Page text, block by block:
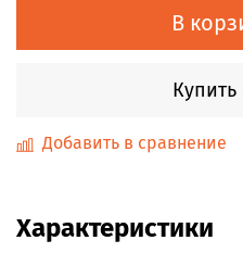
В
Купить
Добавить в сравнение
Характеристики